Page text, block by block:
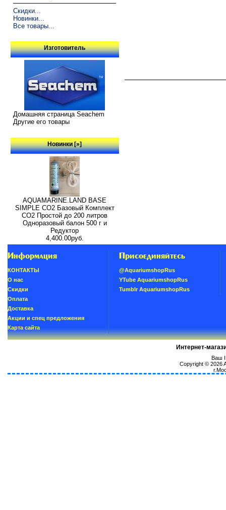
Скидки...
Новинки...
Все товары...
Изготовитель
Домашняя страница Seachem
Другие его товары
Новинки [»]
AQUAMARINE.LAND BASE
SIMPLE СО2 Базовый Комплект
СО2 Простой до 200 литров
Одноразовый балон 500 г и
Редуктор
4,400.00руб.
Информация
КОНТАКТЫ
О нас
Скидки
Oплатa
Доставка
Акции и спец предложения
Карта сайта
Присоединяйтесь
@AquariumshopRus
YTube AquariumshopRus
Tumblr AquariumshopRus
Интернет-
Ваш
Copyright © 2026